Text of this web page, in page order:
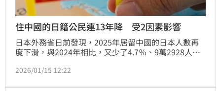
住中國的日籍公民連13年降 受2因素影響
日本外務省日前發現，2025年居留中國的日本人數再
度下滑，與2024年相比，又少了4.7％、9萬2928人，
成長趨緩，及中國境內安全問題，而對派遣員工到中國
2026/01/15 12:22